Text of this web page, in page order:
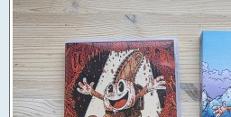
t
u
s